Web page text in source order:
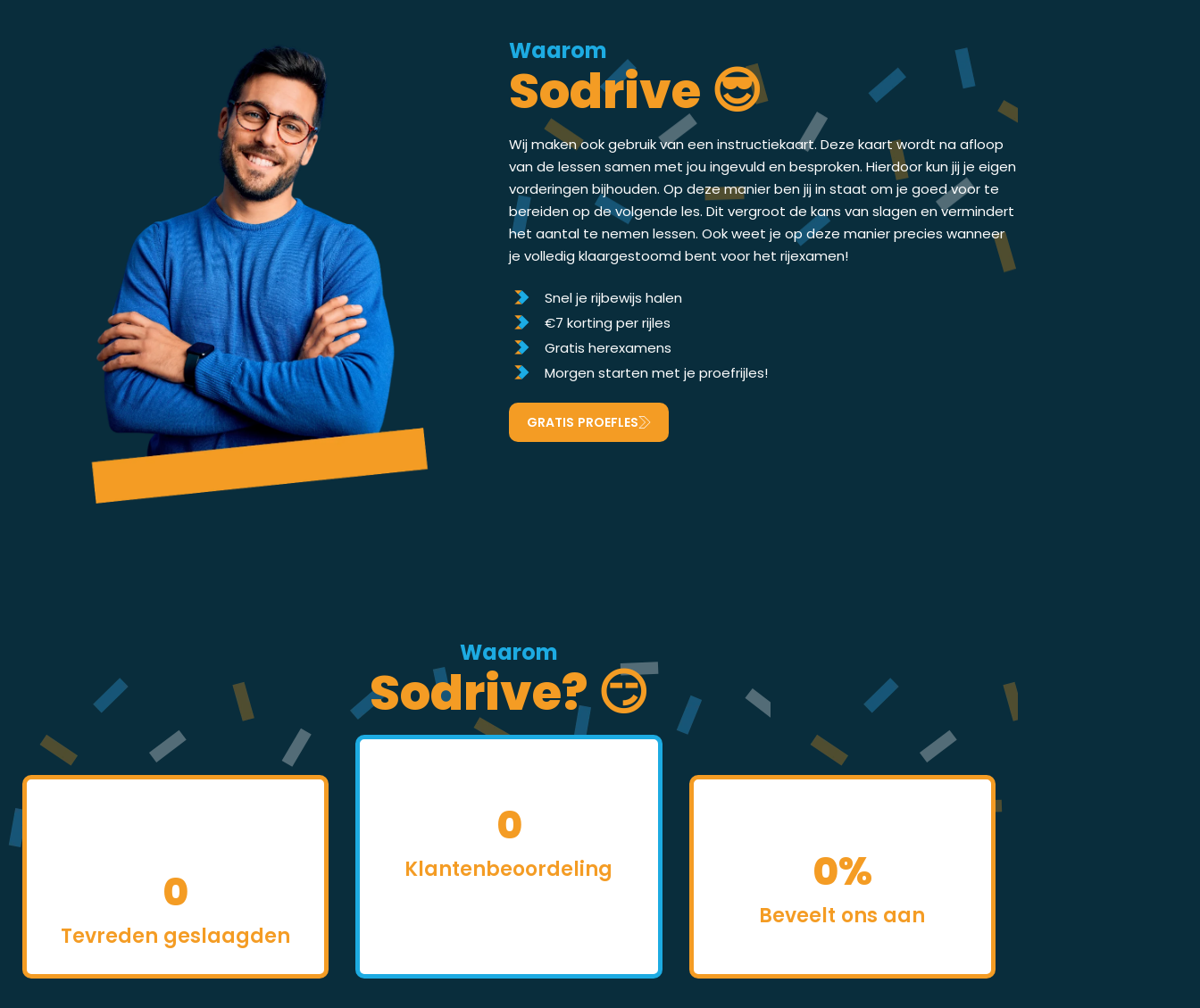
Waarom
Sodrive 😎
Wij maken ook gebruik van een instructiekaart. Deze kaart wordt na afloop
van de lessen samen met jou ingevuld en besproken. Hierdoor kun jij je eigen
vorderingen bijhouden. Op deze manier ben jij in staat om je goed voor te
bereiden op de volgende les. Dit vergroot de kans van slagen en vermindert
het aantal te nemen lessen. Ook weet je op deze manier precies wanneer
je volledig klaargestoomd bent voor het rijexamen!
Snel je rijbewijs halen
€7 korting per rijles
Gratis herexamens
Morgen starten met je proefrijles!
GRATIS PROEFLES
Waarom
Sodrive? 😏
Tevreden geslaagden
0 Klantenbeoordeling
0
Beveelt ons aan
0%